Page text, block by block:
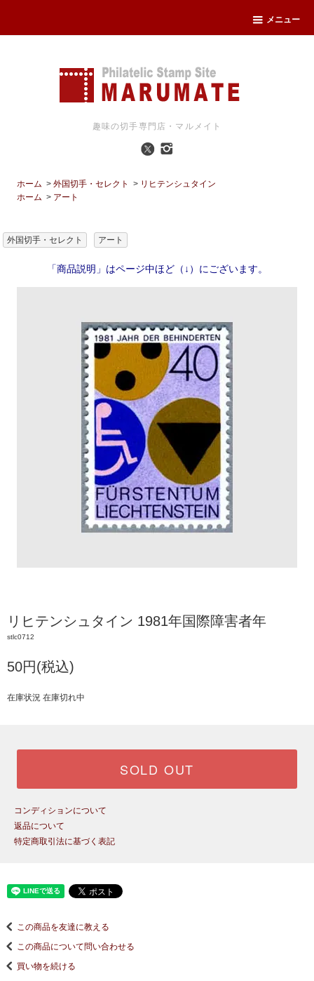
メニュー
趣味の切手専門店・マルメイト
ホーム >外国切手・セレクト > リヒテンシュタイン
ホーム > アート
外国切手・セレクト アート
「商品説明」はページ中ほど（↓）にございます。
リヒテンシュタイン 1981年国際障害者年
stlc0712
50円(税込)
在庫状況 在庫切れ中
SOLD OUT
コンディションについて
返品について
特定商取引法に基づく表記
この商品を友達に教える
この商品について問い合わせる
買い物を続ける